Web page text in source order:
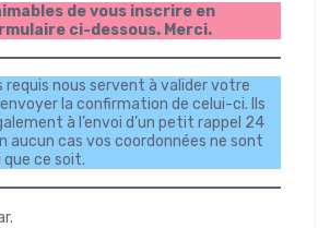
de vous inscrire en
ci-dessous. Merci.
requis nous servent à valider votre
la confirmation de celui-ci. Ils
à l’envoi d’un petit rappel 24
aucun cas vos coordonnées ne sont
que ce soit.